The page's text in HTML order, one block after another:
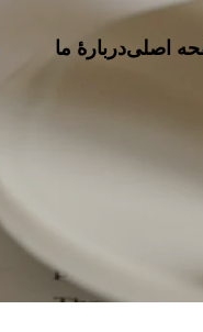
اصلیدربارهٔ ما